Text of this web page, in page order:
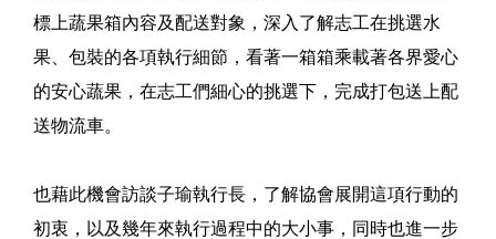
標上蔬果箱內容及配送對象，深入了解志工在挑選水
果、包裝的各項執行細節，看著一箱箱乘載著各界愛心
的安心蔬果，在志工們細心的挑選下，完成打包送上配
送物流車。
也藉此機會訪談子瑜執行長，了解協會展開這項行動的
初衷，以及幾年來執行過程中的大小事，同時也進一步